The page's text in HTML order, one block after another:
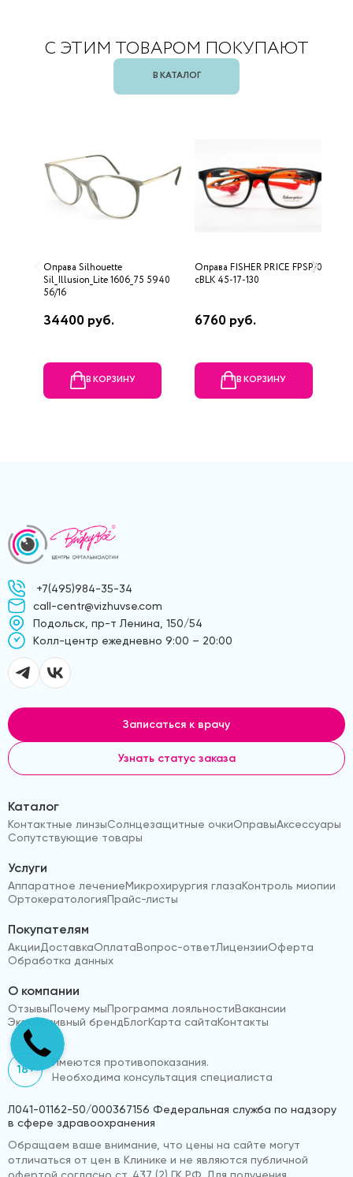
С ЭТИМ ТОВАРОМ ПОКУПАЮТ
В КАТАЛОГ
Оправа Silhouette
Sil_Illusion_Lite 1606_75 5940
56/16
34400 руб.
В КОРЗИНУ
Оправа FISHER PRICE FPSP/007
cBLK 45-17-130
6760 руб.
В КОРЗИНУ
+7(495)984-35-34
call-centr@vizhuvse.com
Подольск, пр-т Ленина, 150/54
Kолл-центр ежедневно 9:00 – 20:00
Записаться к врачу
Узнать статус заказа
Каталог
Контактные линзыСолнцезащитные очкиОправыАксессуары
Сопутствующие товары
Услуги
Аппаратное лечениеМикрохирургия глазаКонтроль миопии
ОртокератологияПрайс-листы
Покупателям
АкцииДоставкаОплатаВопрос-ответЛицензииОферта
Обработка данных
О компании
ОтзывыПочему мыПрограмма лояльностиВакансии
Эксклюзивный брендБлогКарта сайтаКонтакты
18+
Имеются противопоказания.
Необходима консультация специалиста
Л041-01162-50/000367156 Федеральная служба по надзору
в сфере здравоохранения
Обращаем ваше внимание, что цены на сайте могут
отличаться от цен в Клинике и не являются публичной
офертой согласно ст. 437 (2) ГК РФ. Для получения